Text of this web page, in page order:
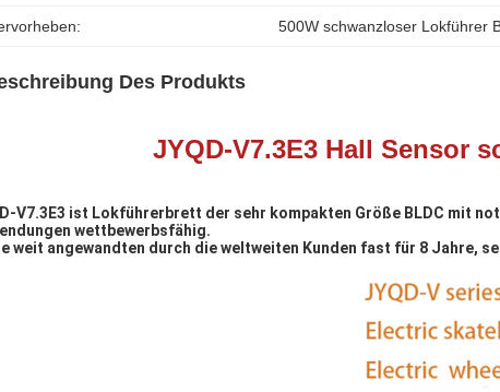
500W schwanzloser Lokführer
Des Produkts
JYQD-V7.3E3 Hall Sensor
V7.3E3 ist Lokführerbrett der sehr kompakten Größe BLDC mit
wettbewerbsfähig.
weit angewandten durch die weltweiten Kunden fast für 8 Jahre,